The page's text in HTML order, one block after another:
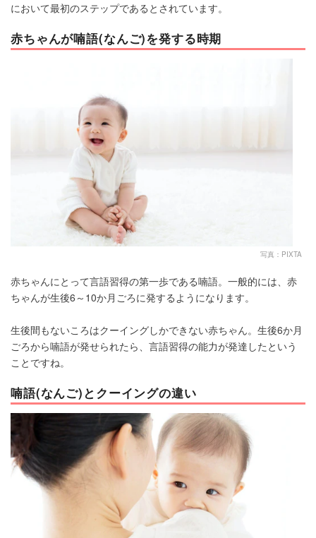
において最初のステップであるとされています。
赤ちゃんが喃語(なんご)を発する時期
写真：PIXTA
赤ちゃんにとって言語習得の第一歩である喃語。一般的には、赤
ちゃんが生後6～10か月ごろに発するようになります。
生後間もないころはクーイングしかできない赤ちゃん。生後6か月
ごろから喃語が発せられたら、言語習得の能力が発達したという
ことですね。
喃語(なんご)とクーイングの違い